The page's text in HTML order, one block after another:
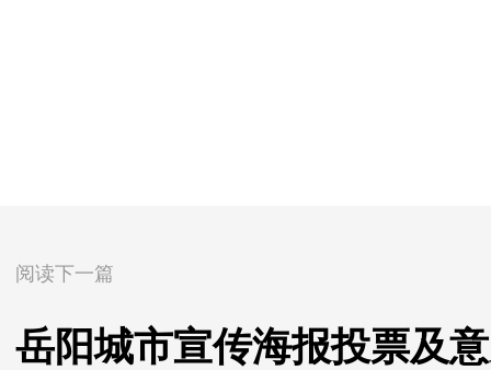
阅读下一篇
岳阳城市宣传海报投票及